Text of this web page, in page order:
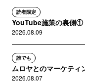
読者限定
YouTube施策の裏側①
2026.08.09
誰でも
ムロヤとのマーケティ
2026.08.07